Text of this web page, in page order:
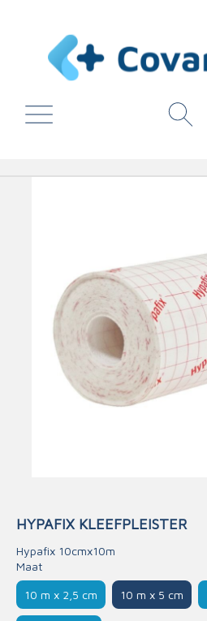
HYPAFIX KLEEFPLEISTER
Hypafix 10cmx10m
Maat
10 m x 2,5 cm 10 m x 5 cm